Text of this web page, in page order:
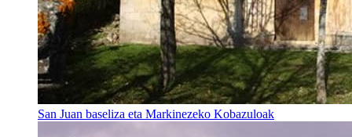
San Juan baseliza eta Markinezeko Kobazuloak